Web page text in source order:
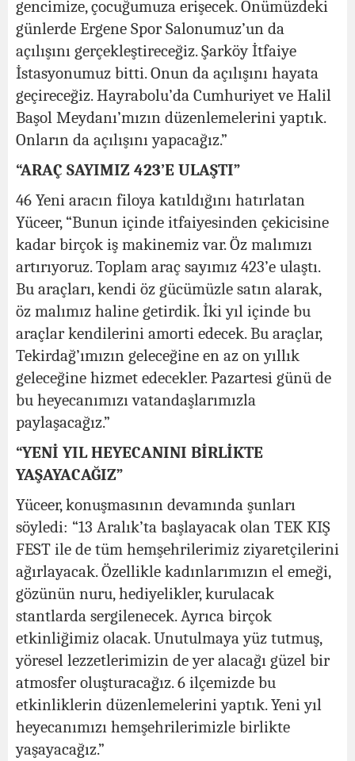
gencimize, çocuğumuza erişecek. Önümüzdeki
günlerde Ergene Spor Salonumuz’un da
açılışını gerçekleştireceğiz. Şarköy İtfaiye
İstasyonumuz bitti. Onun da açılışını hayata
geçireceğiz. Hayrabolu’da Cumhuriyet ve Halil
Başol Meydanı’mızın düzenlemelerini yaptık.
Onların da açılışını yapacağız.”
“ARAÇ SAYIMIZ 423’E ULAŞTI”
46 Yeni aracın filoya katıldığını hatırlatan
Yüceer, “Bunun içinde itfaiyesinden çekicisine
kadar birçok iş makinemiz var. Öz malımızı
artırıyoruz. Toplam araç sayımız 423’e ulaştı.
Bu araçları, kendi öz gücümüzle satın alarak,
öz malımız haline getirdik. İki yıl içinde bu
araçlar kendilerini amorti edecek. Bu araçlar,
Tekirdağ’ımızın geleceğine en az on yıllık
geleceğine hizmet edecekler. Pazartesi günü de
bu heyecanımızı vatandaşlarımızla
paylaşacağız.”
“YENİ YIL HEYECANINI BİRLİKTE
YAŞAYACAĞIZ”
Yüceer, konuşmasının devamında şunları
söyledi: “13 Aralık’ta başlayacak olan TEK KIŞ
FEST ile de tüm hemşehrilerimiz ziyaretçilerini
ağırlayacak. Özellikle kadınlarımızın el emeği,
gözünün nuru, hediyelikler, kurulacak
stantlarda sergilenecek. Ayrıca birçok
etkinliğimiz olacak. Unutulmaya yüz tutmuş,
yöresel lezzetlerimizin de yer alacağı güzel bir
atmosfer oluşturacağız. 6 ilçemizde bu
etkinliklerin düzenlemelerini yaptık. Yeni yıl
heyecanımızı hemşehrilerimizle birlikte
yaşayacağız.”